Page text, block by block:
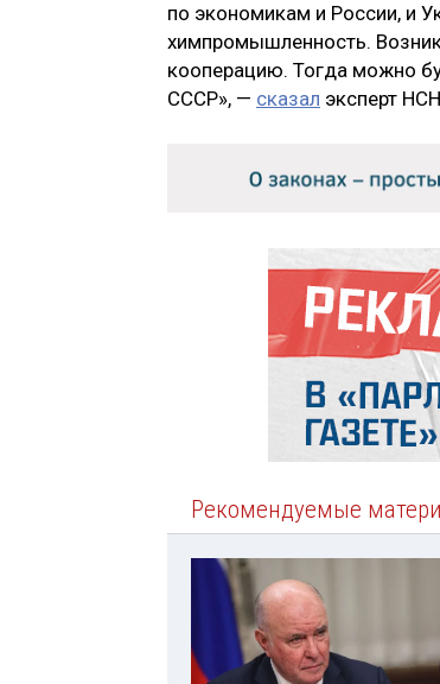
по экономикам и России, и
химпромышленность.
кооперацию. Тогда можно
СССР», — сказал эксперт
Рекомендуемые